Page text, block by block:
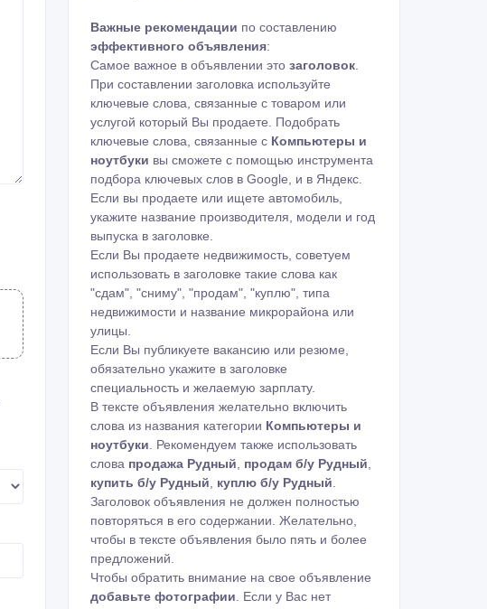
Важные рекомендации по составлению
эффективного объявления:
Самое важное в объявлении это заголовок.
При составлении заголовка используйте
ключевые слова, связанные с товаром или
услугой который Вы продаете. Подобрать
ключевые слова, связанные с Компьютеры и
ноутбуки вы сможете с помощью инструмента
подбора ключевых слов в Google, и в Яндекс.
Если вы продаете или ищете автомобиль,
укажите название производителя, модели и год
выпуска в заголовке.
Если Вы продаете недвижимость, советуем
использовать в заголовке такие слова как
"сдам", "сниму", "продам", "куплю", типа
недвижимости и название микрорайона или
улицы.
Если Вы публикуете вакансию или резюме,
обязательно укажите в заголовке
специальность и желаемую зарплату.
В тексте объявления желательно включить
слова из названия категории Компьютеры и
ноутбуки. Рекомендуем также использовать
слова продажа Рудный, продам б/у Рудный,
купить б/у Рудный, куплю б/у Рудный.
Заголовок объявления не должен полностью
повторяться в его содержании. Желательно,
чтобы в тексте объявления было пять и более
предложений.
Чтобы обратить внимание на свое объявление
добавьте фотографии. Если у Вас нет